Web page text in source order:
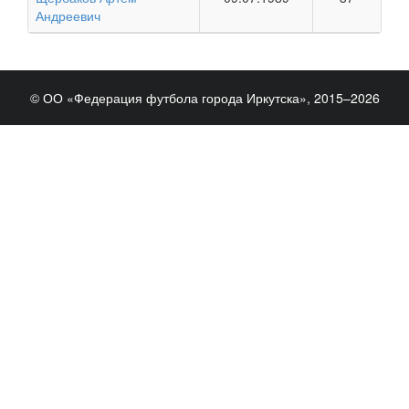
Андреевич
© ОО «Федерация футбола города Иркутска», 2015–2026